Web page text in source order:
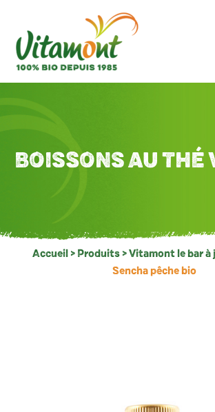
BOISSONS AU THÉ
Accueil > Produits >Vitamont le bar à
Sencha pêche bio